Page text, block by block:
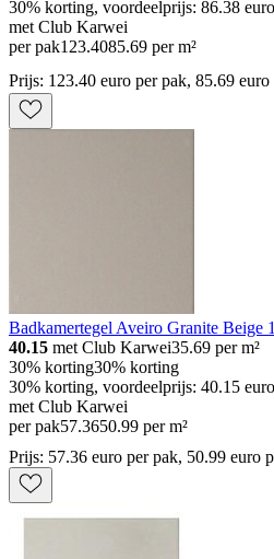
30% korting, voordeelprijs: 86.38
met Club Karwei
per pak123.4085.69 per m²
Prijs: 123.40 euro per pak, 85.69 euro
Badkamertegel Aveiro Granite Beige
40.15 met Club Karwei35.69 per m²
30% korting30% korting
30% korting, voordeelprijs: 40.15
met Club Karwei
per pak57.3650.99 per m²
Prijs: 57.36 euro per pak, 50.99 euro